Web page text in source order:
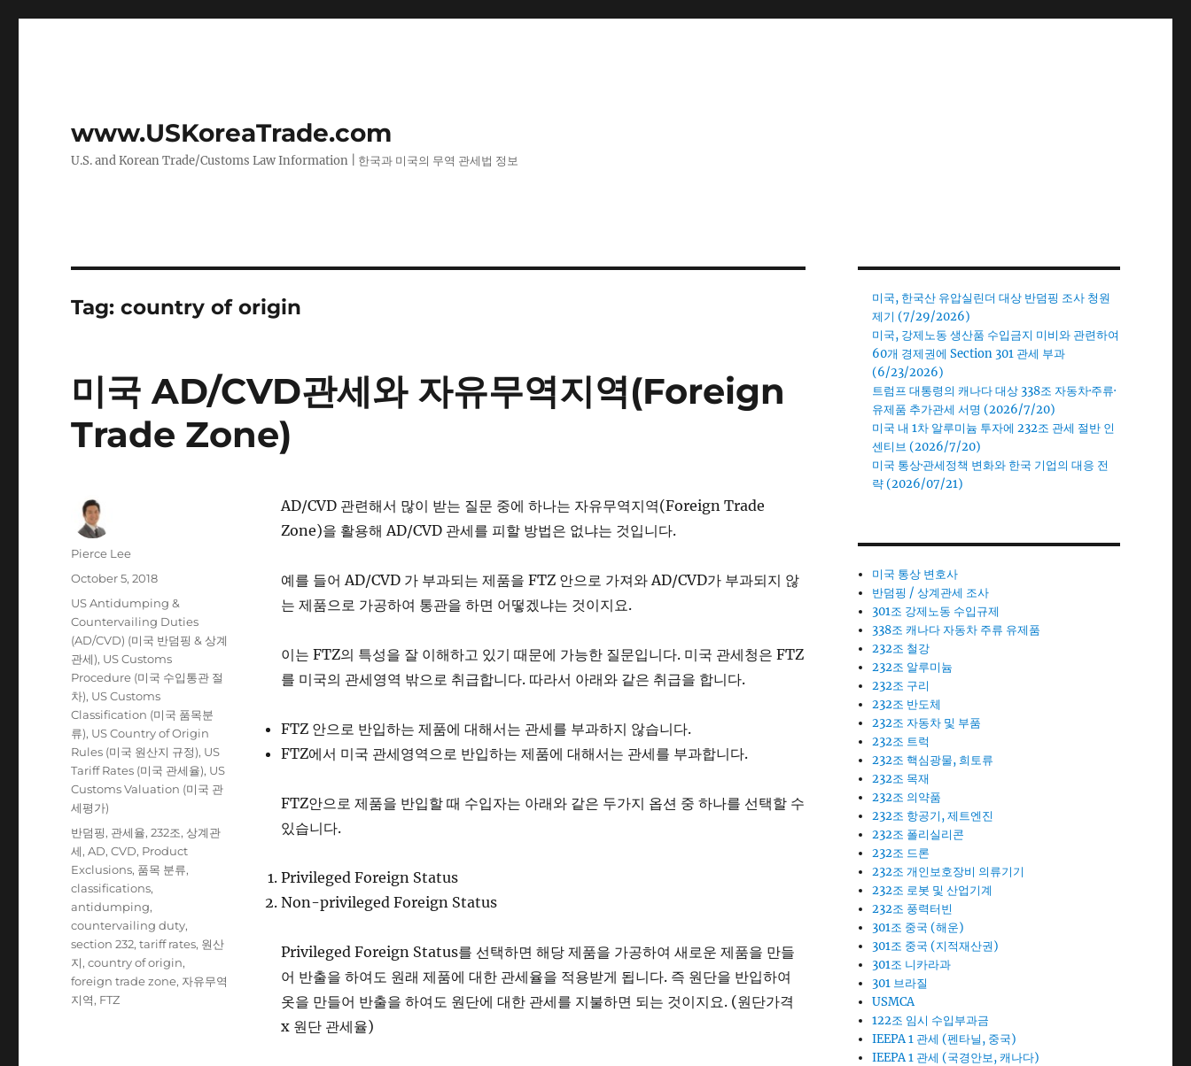
www.USKoreaTrade.com
U.S. and Korean Trade/Customs Law Information | 한국과 미국의 무역 관세법 정보
Tag:country of origin
미국 AD/CVD관세와 자유무역지역(Foreign
Trade Zone)
AD/CVD 관련해서 많이 받는 질문 중에 하나는 자유무역지역(Foreign Trade
Zone)을 활용해 AD/CVD 관세를 피할 방법은 없냐는 것입니다.
예를 들어 AD/CVD 가 부과되는 제품을 FTZ 안으로 가져와 AD/CVD가 부과되지 않
는 제품으로 가공하여 통관을 하면 어떻겠냐는 것이지요.
이는 FTZ의 특성을 잘 이해하고 있기 때문에 가능한 질문입니다. 미국 관세청은 FTZ
를 미국의 관세영역 밖으로 취급합니다. 따라서 아래와 같은 취급을 합니다.
FTZ 안으로 반입하는 제품에 대해서는 관세를 부과하지 않습니다.
FTZ에서 미국 관세영역으로 반입하는 제품에 대해서는 관세를 부과합니다.
FTZ안으로 제품을 반입할 때 수입자는 아래와 같은 두가지 옵션 중 하나를 선택할 수
있습니다.
Privileged Foreign Status
Non-privileged Foreign Status
Privileged Foreign Status를 선택하면 해당 제품을 가공하여 새로운 제품을 만들
어 반출을 하여도 원래 제품에 대한 관세율을 적용받게 됩니다. 즉 원단을 반입하여
옷을 만들어 반출을 하여도 원단에 대한 관세를 지불하면 되는 것이지요. (원단가격
x 원단 관세율)
Author
Pierce Lee
Posted
October 5, 2018
Categories
US Antidumping &
Countervailing Duties
(AD/CVD) (미국 반덤핑 & 상계
관세), US Customs
Procedure (미국 수입통관 절
차), US Customs
Classification (미국 품목분
류), US Country of Origin
Rules (미국 원산지 규정), US
Tariff Rates (미국 관세율), US
Customs Valuation (미국 관
세평가)
Tags
반덤핑, 관세율,232조,상계관
세,AD,CVD, Product
Exclusions, 품목 분류,
classifications,
antidumping,
countervailing duty,
section 232,tariff rates, 원산
지,country of origin,
foreign trade zone, 자유무역
지역, FTZ
미국, 한국산 유압실린더 대상 반덤핑 조사 청원
제기 (7/29/2026)
미국, 강제노동 생산품 수입금지 미비와 관련하여
60개 경제권에 Section 301 관세 부과
(6/23/2026)
트럼프 대통령의 캐나다 대상 338조 자동차·주류·
유제품 추가관세 서명 (2026/7/20)
미국 내 1차 알루미늄 투자에 232조 관세 절반 인
센티브 (2026/7/20)
미국 통상·관세정책 변화와 한국 기업의 대응 전
략 (2026/07/21)
미국 통상 변호사
반덤핑 / 상계관세 조사
301조 강제노동 수입규제
338조 캐나다 자동차 주류 유제품
232조 철강
232조 알루미늄
232조 구리
232조 반도체
232조 자동차 및 부품
232조 트럭
232조 핵심광물, 희토류
232조 목재
232조 의약품
232조 항공기, 제트엔진
232조 폴리실리콘
232조 드론
232조 개인보호장비 의류기기
232조 로봇 및 산업기계
232조 풍력터빈
301조 중국 (해운)
301조 중국 (지적재산권)
301조 니카라과
301 브라질
USMCA
122조 임시 수입부과금
IEEPA 1 관세 (펜타닐, 중국)
IEEPA 1 관세 (국경안보, 캐나다)